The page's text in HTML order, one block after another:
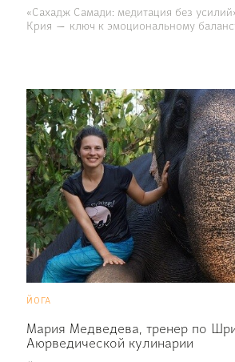
«Сахадж Самади: медитация без
Крия — ключ к эмоциональному
йога
Мария Медведева, тренер по
Аюрведической кулинарии